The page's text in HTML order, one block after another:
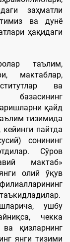
заҳматли
ва дунё
ҳақидаги
таълим,
мактаблар,
ва
базасининг
қайд
тизимида
пайтда
сонининг
Сўров
мактаб»
олий ўқув
ушбу
чекка
қизларнинг
янги тизими